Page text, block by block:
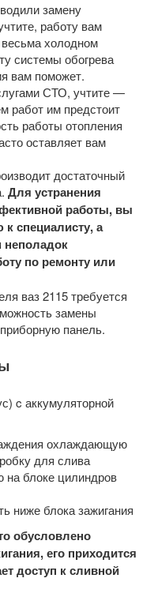
замену
работу вам
холодном
системы обогрева
вам поможет.
СТО, учтите —
работ им предстоит
работы отопления
оставляет вам
достаточный
Для устранения
работы, вы
специалисту, а
неполадок
по ремонту или
ваз 2115 требуется
замены
панель.
c аккумуляторной
охлаждающую
для слива
на блоке цилиндров
ниже блока зажигания
обусловлено
его приходится
доступ к сливной